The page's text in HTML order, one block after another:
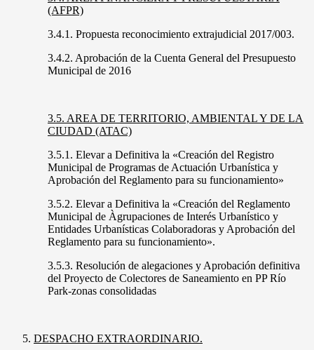
(AFPR)
3.4.1. Propuesta reconocimiento extrajudicial 2017/003.
3.4.2. Aprobación de la Cuenta General del Presupuesto
Municipal de 2016
3.5. AREA DE TERRITORIO, AMBIENTAL Y DE LA
CIUDAD (ATAC)
3.5.1. Elevar a Definitiva la «Creación del Registro
Municipal de Programas de Actuación Urbanística y
Aprobación del Reglamento para su funcionamiento»
3.5.2. Elevar a Definitiva la «Creación del Reglamento
Municipal de Àgrupaciones de Interés Urbanístico y
Entidades Urbanísticas Colaboradoras y Aprobación del
Reglamento para su funcionamiento».
3.5.3. Resolución de alegaciones y Aprobación definitiva
del Proyecto de Colectores de Saneamiento en PP Río
Park-zonas consolidadas
DESPACHO EXTRAORDINARIO.